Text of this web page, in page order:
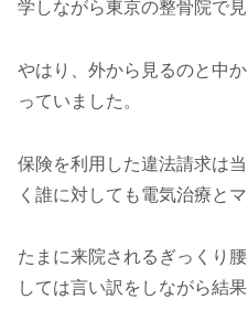
学しながら東京の整骨院で
やはり、外から見るのと中
っていました。
保険を利用した違法請求は
く誰に対しても電気治療と
たまに来院されるぎっくり
しては言い訳をしながら結